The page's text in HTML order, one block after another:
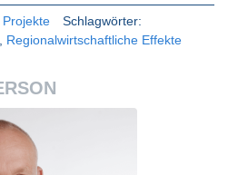
Schlagwörter:
, Regionalwirtschaftliche Effekte